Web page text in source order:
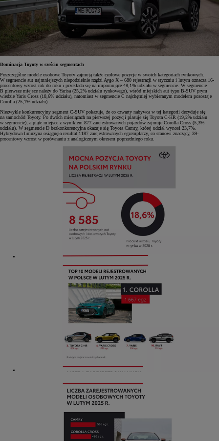
Dominacja Toyoty w sześciu segmentach
Poszczególne modele osobowe Toyoty zajmują także czołowe pozycje w swoich kategoriach rynkowych.
W segmencie aut najmniejszych niepodzielnie rządzi Aygo X – 680 rejestracji w styczniu i lutym oznacza 16-
procentowy wzrost rok do roku i przekłada się na impomujące 48,1% udziału w segmencie. W segmencie
B pierwsze miejsce należy do Yarisa (25,2% udziału rynkowego), wśród miejskich aut typu B-SUV prym
wiedzie Yaris Cross (18,6% udziału), natomiast w segmencie C najchętniej wybieranym modelem pozostaje
Corolla (25,1% udziału).
Niezwykle konkurencyjny segment C-SUV pokazuje, że co czwarty nabywca w tej kategorii decyduje się
na samochód Toyoty. Po dwóch miesiącach na pierwszej pozycji plasuje się Toyota C-HR (19,2% udziału
w segmencie), a piąte miejsce z wynikiem 877 zarejestrowanych pojazdów zajmuje Corolla Cross (5,3%
udziału). W segmencie D bezkonkurencyjna okazuje się Toyota Camry, której udział wynosi 23,7%.
Hybrydowa limuzyna osiągnęła rezultat 1187 zarejestrowanych egzemplarzy, co stanowi znaczący, 39-
procentowy wzrost w porównaniu z analogicznym okresem poprzedniego roku.